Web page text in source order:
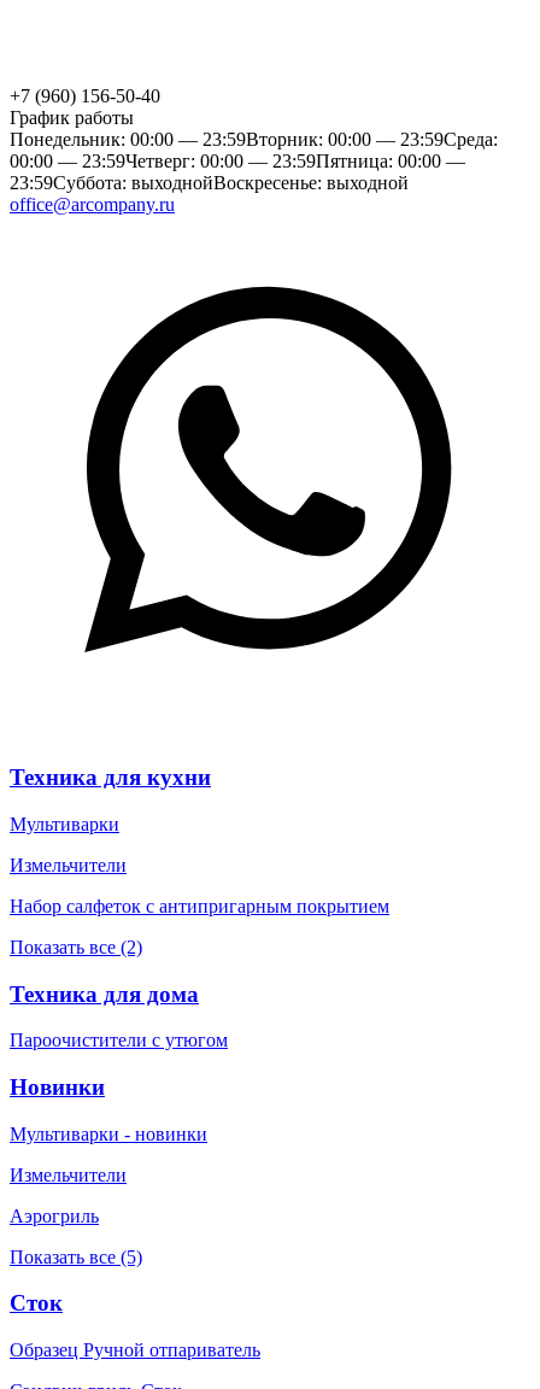
+7 (960) 156-50-40
График работы
Понедельник: 00:00 — 23:59Вторник: 00:00 — 23:59Среда:
00:00 — 23:59Четверг: 00:00 — 23:59Пятница: 00:00 —
23:59Суббота: выходнойВоскресенье: выходной
office@arcompany.ru
Техника для кухни
Мультиварки
Измельчители
Набор салфеток с антипригарным покрытием
Показать все (2)
Техника для дома
Пароочистители с утюгом
Новинки
Мультиварки - новинки
Измельчители
Аэрогриль
Показать все (5)
Сток
Образец Ручной отпариватель